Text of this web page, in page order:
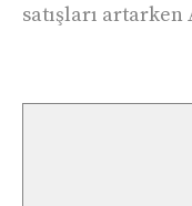
satışları artarken